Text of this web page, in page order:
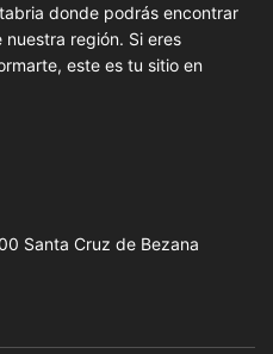
donde podrás encontrar
región. Si eres
este es tu sitio en
Santa Cruz de Bezana